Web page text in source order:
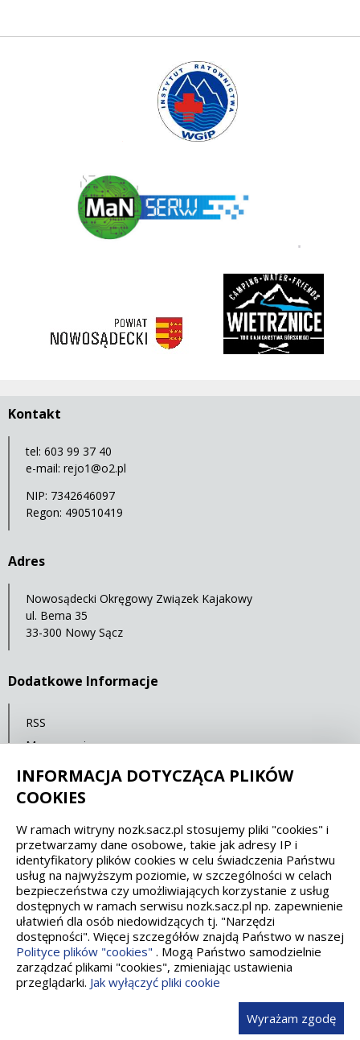
Polski Związek Kajakowy
Instytut Ratownictwa WGiP
3 korony
Kontakt
tel: 603 99 37 40
e-mail: rejo1@o2.pl
NIP: 7342646097
Regon: 490510419
Adres
Nowosądecki Okręgowy Związek Kajakowy
ul. Bema 35
33-300 Nowy Sącz
Dodatkowe Informacje
RSS
Mapa serwisu
Polityka prywatności
Spełniamy standardy dostępności oraz W3C
WCAG 2.1 SECTION 508 EAA/EN 301549
IS 5568
INFORMACJA DOTYCZĄCA PLIKÓW
COOKIES
W ramach witryny nozk.sacz.pl stosujemy pliki "cookies" i
przetwarzamy dane osobowe, takie jak adresy IP i
identyfikatory plików cookies w celu świadczenia Państwu
usług na najwyższym poziomie, w szczególności w celach
bezpieczeństwa czy umożliwiających korzystanie z usług
dostępnych w ramach serwisu nozk.sacz.pl np. zapewnienie
ułatwień dla osób niedowidzących tj. "Narzędzi
dostępności". Więcej szczegółów znajdą Państwo w naszej
Polityce plików "cookies" . Mogą Państwo samodzielnie
zarządzać plikami "cookies", zmieniając ustawienia
przeglądarki. Jak wyłączyć pliki cookie
Wyrażam zgodę